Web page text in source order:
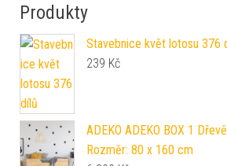
Produkty
Stavebnice květ lotosu 376
239 Kč
ADEKO ADEKO BOX 1
Rozměr: 80 x 160 cm